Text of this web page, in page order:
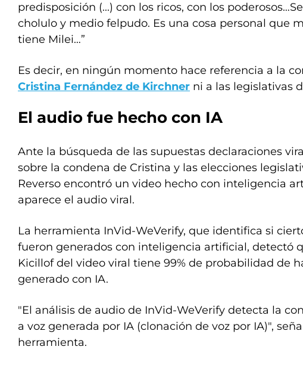
predisposición (...) con los ricos, con los
cholulo y medio felpudo. Es una cosa personal que
tiene Milei…”
Es decir, en ningún momento hace referencia a la
Cristina Fernández de Kirchner ni a las legislativas
El audio fue hecho con IA
Ante la búsqueda de las supuestas declaraciones
sobre la condena de Cristina y las elecciones
Reverso encontró un video hecho con inteligencia
aparece el audio viral.
La herramienta InVid-WeVerify, que identifica si
fueron generados con inteligencia artificial, detectó
Kicillof del video viral tiene 99% de probabilidad de
generado con IA.
"El análisis de audio de InVid-WeVerify detecta la
a voz generada por IA (clonación de voz por IA)",
herramienta.